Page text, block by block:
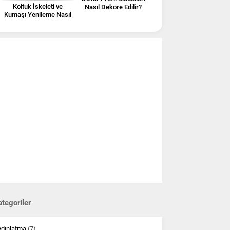
Koltuk İskeleti ve
Kumaşı Yenileme Nasıl
Nasıl Dekore Edilir?